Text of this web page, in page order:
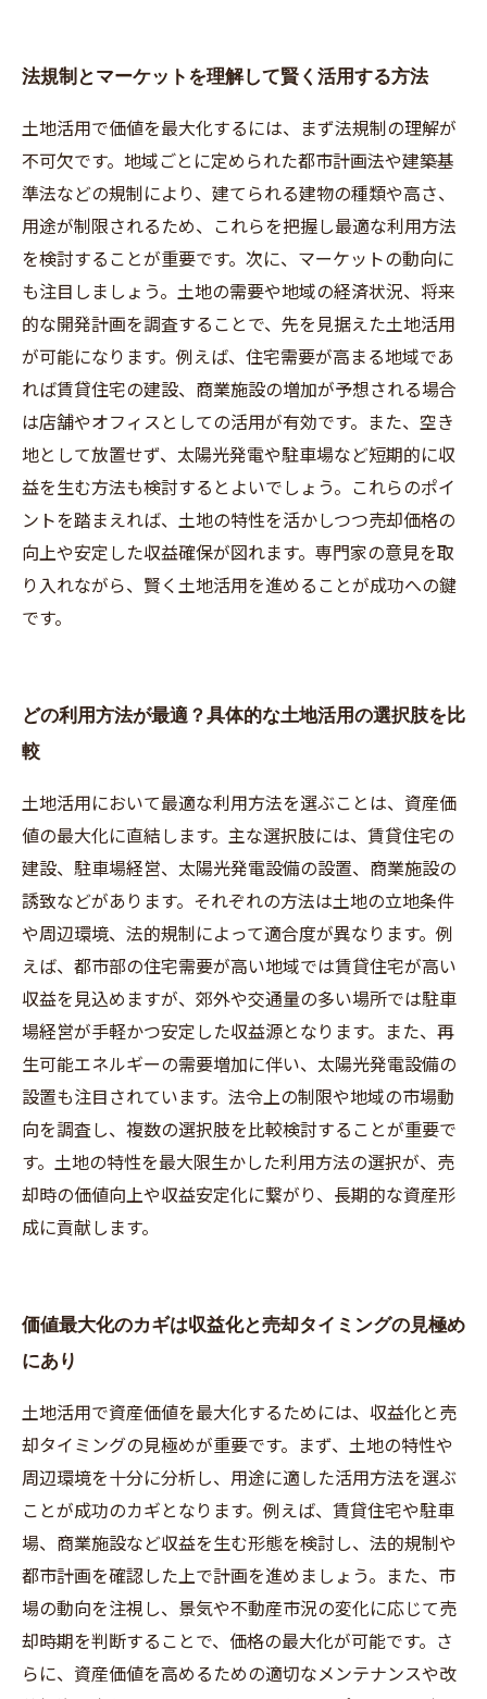
法規制とマーケットを理解して賢く活用する方法
土地活用で価値を最大化するには、まず法規制の理解が
不可欠です。地域ごとに定められた都市計画法や建築基
準法などの規制により、建てられる建物の種類や高さ、
用途が制限されるため、これらを把握し最適な利用方法
を検討することが重要です。次に、マーケットの動向に
も注目しましょう。土地の需要や地域の経済状況、将来
的な開発計画を調査することで、先を見据えた土地活用
が可能になります。例えば、住宅需要が高まる地域であ
れば賃貸住宅の建設、商業施設の増加が予想される場合
は店舗やオフィスとしての活用が有効です。また、空き
地として放置せず、太陽光発電や駐車場など短期的に収
益を生む方法も検討するとよいでしょう。これらのポイ
ントを踏まえれば、土地の特性を活かしつつ売却価格の
向上や安定した収益確保が図れます。専門家の意見を取
り入れながら、賢く土地活用を進めることが成功への鍵
です。
どの利用方法が最適？具体的な土地活用の選択肢を比
較
土地活用において最適な利用方法を選ぶことは、資産価
値の最大化に直結します。主な選択肢には、賃貸住宅の
建設、駐車場経営、太陽光発電設備の設置、商業施設の
誘致などがあります。それぞれの方法は土地の立地条件
や周辺環境、法的規制によって適合度が異なります。例
えば、都市部の住宅需要が高い地域では賃貸住宅が高い
収益を見込めますが、郊外や交通量の多い場所では駐車
場経営が手軽かつ安定した収益源となります。また、再
生可能エネルギーの需要増加に伴い、太陽光発電設備の
設置も注目されています。法令上の制限や地域の市場動
向を調査し、複数の選択肢を比較検討することが重要で
す。土地の特性を最大限生かした利用方法の選択が、売
却時の価値向上や収益安定化に繋がり、長期的な資産形
成に貢献します。
価値最大化のカギは収益化と売却タイミングの見極め
にあり
土地活用で資産価値を最大化するためには、収益化と売
却タイミングの見極めが重要です。まず、土地の特性や
周辺環境を十分に分析し、用途に適した活用方法を選ぶ
ことが成功のカギとなります。例えば、賃貸住宅や駐車
場、商業施設など収益を生む形態を検討し、法的規制や
都市計画を確認した上で計画を進めましょう。また、市
場の動向を注視し、景気や不動産市況の変化に応じて売
却時期を判断することで、価格の最大化が可能です。さ
らに、資産価値を高めるための適切なメンテナンスや改